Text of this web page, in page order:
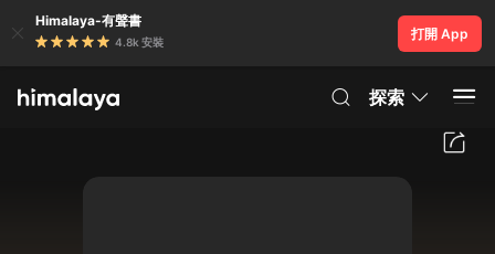
Himalaya-有聲書
4.8k 安裝
打開 App
探索